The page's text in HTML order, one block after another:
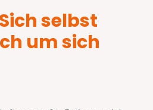
selbst
um sich